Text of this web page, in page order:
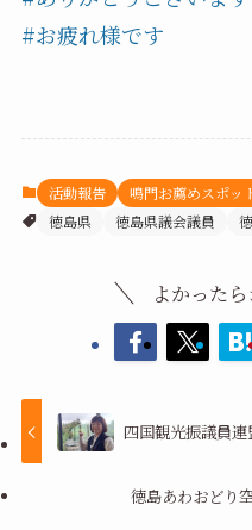
#お疲れ様です
活動報告
鳴門お薦めスポッ
徳島県
徳島県議会議員
よかった
四国観光振議員
徳島あわおどり